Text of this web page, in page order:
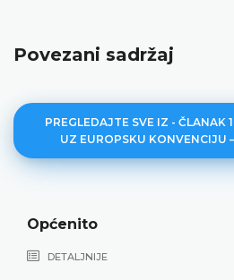
Povezani sadržaj
PREGLEDAJTE SVE IZ - ČLANAK
UZ EUROPSKU KONVENCIJU